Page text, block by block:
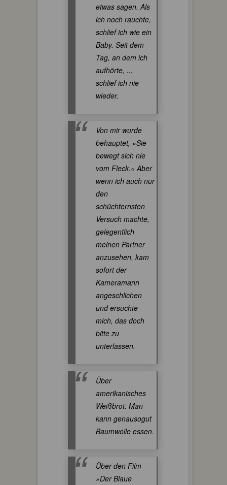
etwas sagen. Als
ich noch rauchte,
schlief ich wie ein
Baby. Seit dem
Tag, an dem ich
aufhörte, ...
schlief ich nie
wieder.
Von mir wurde
behauptet, »Sie
bewegt sich nie
vom Fleck.« Aber
wenn ich auch nur
den
schüchternsten
Versuch machte,
gelegentlich
meinen Partner
anzusehen, kam
sofort der
Kameramann
angeschlichen
und ersuchte
mich, das doch
bitte zu
unterlassen.
Über
amerikanisches
Weißbrot: Man
kann genausogut
Baumwolle essen.
Über den Film
»Der Blaue